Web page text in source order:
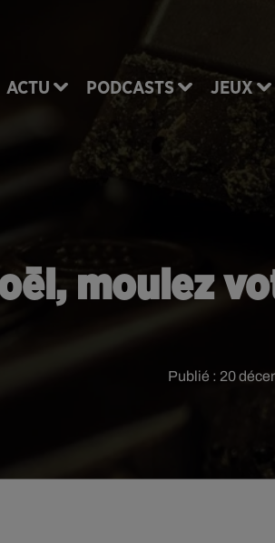
ACTU PODCASTS JEUX
moulez
Publié : 20